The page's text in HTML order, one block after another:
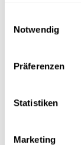
Notwendig
Präferenzen
Statistiken
Marketing
Mr Science
Firwat